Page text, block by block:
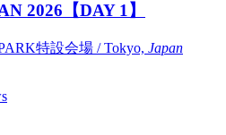
2026【DAY 1】
特設会場 / Tokyo, Japan